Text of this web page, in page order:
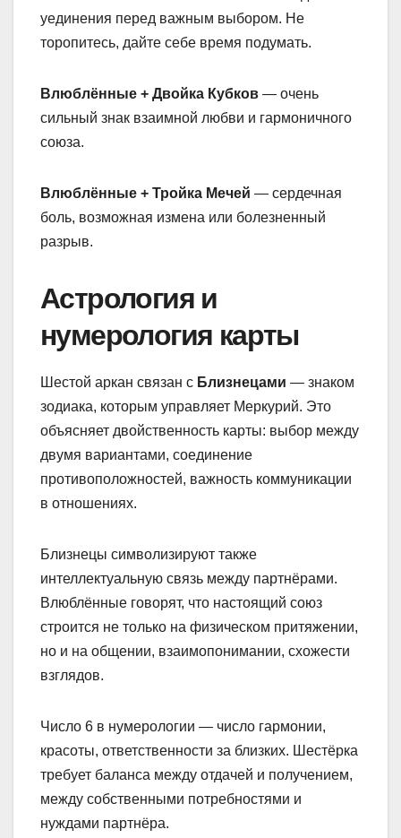
уединения перед важным выбором. Не
торопитесь, дайте себе время подумать.
Влюблённые + Двойка Кубков — очень
сильный знак взаимной любви и гармоничного
союза.
Влюблённые + Тройка Мечей — сердечная
боль, возможная измена или болезненный
разрыв.
Астрология и
нумерология карты
Шестой аркан связан с Близнецами — знаком
зодиака, которым управляет Меркурий. Это
объясняет двойственность карты: выбор между
двумя вариантами, соединение
противоположностей, важность коммуникации
в отношениях.
Близнецы символизируют также
интеллектуальную связь между партнёрами.
Влюблённые говорят, что настоящий союз
строится не только на физическом притяжении,
но и на общении, взаимопонимании, схожести
взглядов.
Число 6 в нумерологии — число гармонии,
красоты, ответственности за близких. Шестёрка
требует баланса между отдачей и получением,
между собственными потребностями и
нуждами партнёра.